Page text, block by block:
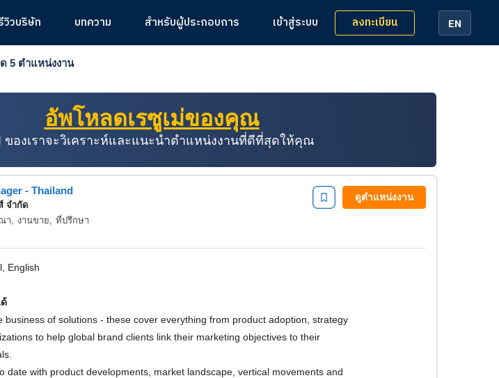
วิวบริษัท บทความ สำหรับผู้ประกอบการ เข้าสู่ระบบ ลงทะเบียน EN
5 ตำแหน่งงาน
อัพโหลดเรซูเม่ของคุณ
ของเราจะวิเคราะห์และแนะนำตำแหน่งงานที่ดีที่สุดให้คุณ
- Thailand
จำกัด
า, งานขาย, ที่ปรึกษา
ดูตำแหน่งงาน
English
ด้
to help global brand clients link their marketing objectives to their
date with product developments, market landscape, vertical movements and